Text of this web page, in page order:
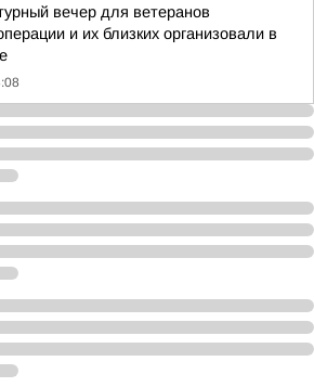
вечер для ветеранов
и их близких организовали в